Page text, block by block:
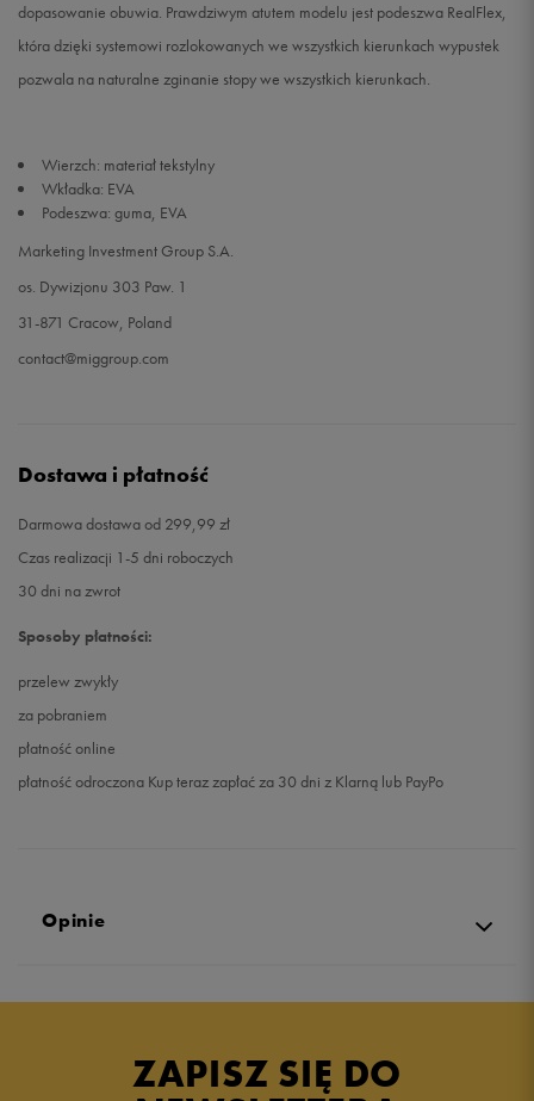
41 27 cm Powiadom o dostępności
dopasowanie obuwia. Prawdziwym atutem modelu jest podeszwa RealFlex,
która dzięki systemowi rozlokowanych we wszystkich kierunkach wypustek
pozwala na naturalne zginanie stopy we wszystkich kierunkach.
Wierzch: materiał tekstylny
Wkładka: EVA
Podeszwa: guma, EVA
Marketing Investment Group S.A.
os. Dywizjonu 303 Paw. 1
31-871 Cracow, Poland
contact@miggroup.com
Dostawa i płatność
Darmowa dostawa od 299,99 zł
Czas realizacji 1-5 dni roboczych
30 dni na zwrot
Sposoby płatności:
przelew zwykły
za pobraniem
płatność online
płatność odroczona Kup teraz zapłać za 30 dni z Klarną lub PayPo
Opinie
ZAPISZ SIĘ DO